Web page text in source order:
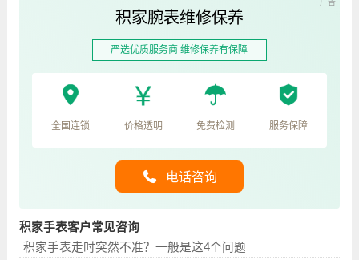
积家腕表维修保养
严选优质服务商 维修保养有保障
全国连锁 价格透明 免费检测 服务保障
电话咨询
积家手表客户常见咨询
积家手表走时突然不准？一般是这4个问题